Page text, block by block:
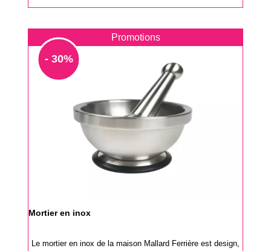
Promotions
- 30%
Mortier en inox
Le mortier en inox de la maison Mallard Ferrière est design,